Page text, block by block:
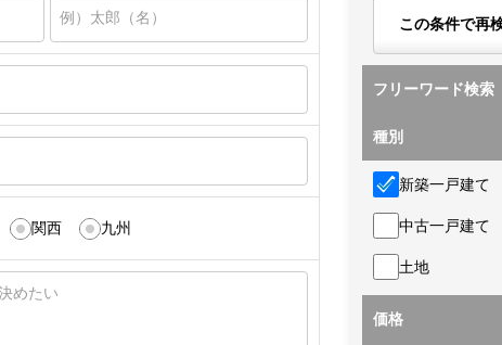
関西 九州
この条件で再
フリーワード検索
種別
新築一戸建て
中古一戸建て
土地
価格